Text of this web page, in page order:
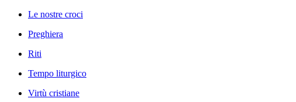
Le nostre croci
Preghiera
Riti
Tempo liturgico
Virtù cristiane